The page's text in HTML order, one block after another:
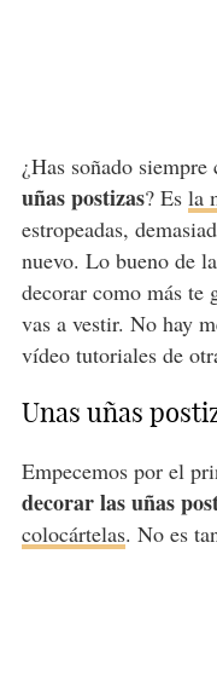
¿Has soñado siempre
uñas postizas? Es la
estropeadas,
nuevo. Lo bueno de
decorar como más te
vas a vestir. No hay
vídeo tutoriales de
Unas uñas
Empecemos por el
decorar las uñas
colocártelas. No es